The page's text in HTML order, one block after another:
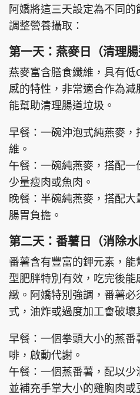
隱私政策聲明
Copyright © 東周網 版權所有
©Eastweek.com.hk. All
阿嬌將這三天設定為不同
調整營養攝取：
第一天：燕麥日（清理腸
燕麥富含膳食纖維，具有
感的特性，非常適合作為
能幫助清理腸道垃圾。
早餐：一碗沖泡式純燕麥
維。
午餐：一碗純燕麥，搭配
少量瘦肉或魚肉。
晚餐：半碗純燕麥，搭配
腸胃負擔。
第二天：番薯日（消除水
番薯含有豐富的鉀元素，
型肥胖特別有效，吃完後
緻。阿嬌特別強調，番薯必
式，油炸或過度加工會破壞
早餐：一個拳頭大小的蒸番
啡，啟動代謝。
午餐：一個蒸番薯，配以少
並補充手掌大小的雞胸肉或